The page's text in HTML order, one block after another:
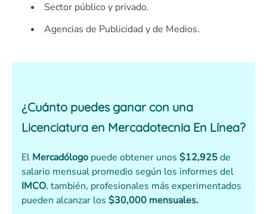
Sector público y privado.
Agencias de Publicidad y de Medios.
¿Cuánto puedes ganar con una
Licenciatura en Mercadotecnia En Línea?
El Mercadólogo puede obtener unos $12,925de
salario mensual promedio según los informes del
IMCO, también, profesionales más experimentados
pueden alcanzar los $30,000 mensuales.